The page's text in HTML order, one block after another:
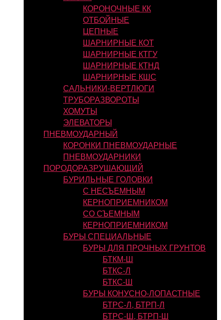
КОРОНОЧНЫЕ КК
ОТБОЙНЫЕ
ЦЕПНЫЕ
ШАРНИРНЫЕ КОТ
ШАРНИРНЫЕ КТГУ
ШАРНИРНЫЕ КТНД
ШАРНИРНЫЕ КШС
САЛЬНИКИ-ВЕРТЛЮГИ
ТРУБОРАЗВОРОТЫ
ХОМУТЫ
ЭЛЕВАТОРЫ
ПНЕВМОУДАРНЫЙ
КОРОНКИ ПНЕВМОУДАРНЫЕ
ПНЕВМОУДАРНИКИ
ПОРОДОРАЗРУШАЮЩИЙ
БУРИЛЬНЫЕ ГОЛОВКИ
С НЕСЪЕМНЫМ
КЕРНОПРИЕМНИКОМ
СО СЪЕМНЫМ
КЕРНОПРИЕМНИКОМ
БУРЫ СПЕЦИАЛЬНЫЕ
БУРЫ ДЛЯ ПРОЧНЫХ ГРУНТОВ
БТКМ-Ш
БТКС-Л
БТКС-Ш
БУРЫ КОНУСНО-ЛОПАСТНЫЕ
БТРС-Л, БТРП-Л
БТРС-Ш, БТРП-Ш